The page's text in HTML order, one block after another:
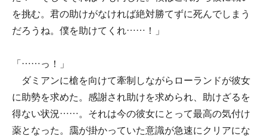
を挑む。君の助けがなければ絶対勝てずに死んでしまう
だろうね。僕を助けてくれ……！」
「……っ！」
ダミアンに槍を向けて牽制しながらローランドが彼女
に助勢を求めた。感謝され助けを求められ、助けざるを
得ない状況……。それは今の彼女にとって最高の気付け
薬となった。靄が掛かっていた意識が急速にクリアにな